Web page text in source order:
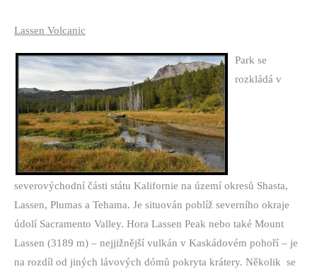
Lassen Volcanic
Park se
rozkládá v
severovýchodní části státu Kalifornie na území okresů Shasta,
Lassen, Plumas a Tehama. Je situován poblíž severního okraje
údolí Sacramento Valley. Hora Lassen Peak nebo také Mount
Lassen (3189 m) – nejjižnější vulkán v Kaskádovém pohoří – je
na rozdíl od jiných lávových dómů pokryta krátery. Několik se